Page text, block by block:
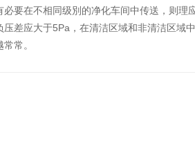
要在不相同级別的净化车间中传送，则理
差应大于5Pa，在清洁区域和非清洁区
常。